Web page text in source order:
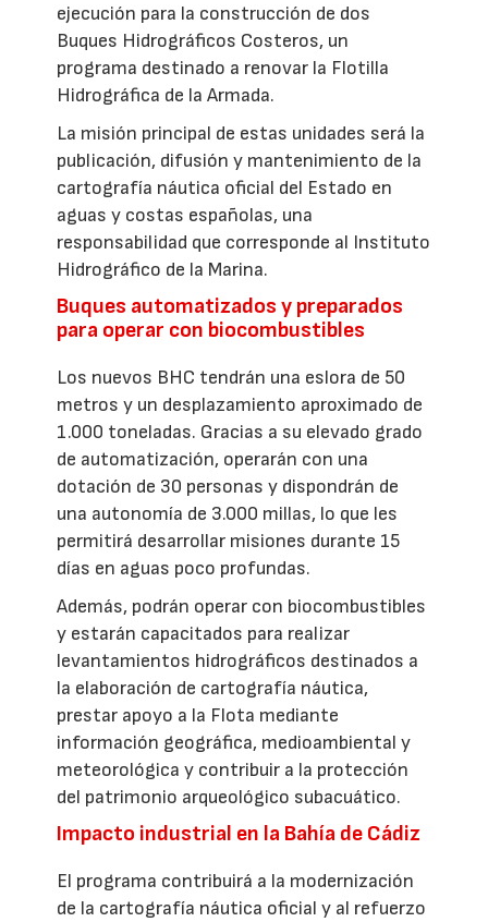
ejecución para la construcción de dos
Buques Hidrográficos Costeros, un
programa destinado a renovar la Flotilla
Hidrográfica de la Armada.
La misión principal de estas unidades será la
publicación, difusión y mantenimiento de la
cartografía náutica oficial del Estado en
aguas y costas españolas, una
responsabilidad que corresponde al Instituto
Hidrográfico de la Marina.
Buques automatizados y preparados
para operar con biocombustibles
Los nuevos BHC tendrán una eslora de 50
metros y un desplazamiento aproximado de
1.000 toneladas. Gracias a su elevado grado
de automatización, operarán con una
dotación de 30 personas y dispondrán de
una autonomía de 3.000 millas, lo que les
permitirá desarrollar misiones durante 15
días en aguas poco profundas.
Además, podrán operar con biocombustibles
y estarán capacitados para realizar
levantamientos hidrográficos destinados a
la elaboración de cartografía náutica,
prestar apoyo a la Flota mediante
información geográfica, medioambiental y
meteorológica y contribuir a la protección
del patrimonio arqueológico subacuático.
Impacto industrial en la Bahía de Cádiz
El programa contribuirá a la modernización
de la cartografía náutica oficial y al refuerzo